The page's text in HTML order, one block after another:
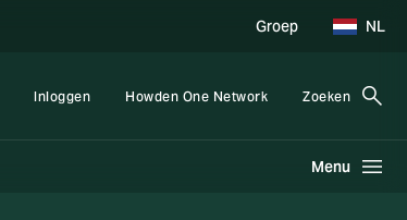
Groep NL
Inloggen Howden One Network Zoeken
Menu